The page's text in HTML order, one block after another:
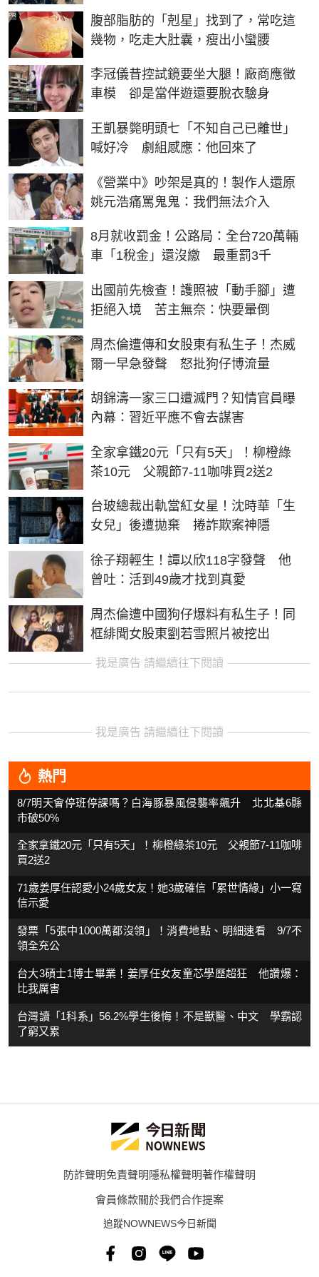
腹部脂肪的「剋星」找到了，常吃這
幾物，吃走大肚囊，瘦出小蠻腰
PR
李冠儀昔控試鏡要坐大腿！廠商應徵
車模 卻是當伴遊還要脫衣驗身
王凱暴斃明頭七「不知自己已離世」
喊好冷 劇組感應：他回來了
《營業中》吵架是真的！製作人還原
姚元浩痛罵鬼鬼：我們無法介入
8月就收罰金！公路局：全台720萬輛
車「1稅金」還沒繳 最重罰3千
出國前先檢查！護照被「動手腳」遭
拒絕入境 苦主無奈：快要暈倒
周杰倫遭傳和女股東有私生子！杰威
爾一早急發聲 怒批狗仔博流量
胡錦濤一家三口遭滅門？知情官員曝
內幕：習近平應不會去謀害
全家拿鐵20元「只有5天」！柳橙綠
茶10元 父親節7-11咖啡買2送2
台玻總裁出軌當紅女星！沈時華「生
女兒」後遭拋棄 捲詐欺案神隱
徐子翔輕生！譚以欣118字發聲 他
曾吐：活到49歲才找到真愛
周杰倫遭中國狗仔爆料有私生子！同
框緋聞女股東劉若雪照片被挖出
我是廣告 請繼續往下閱讀
我是廣告 請繼續往下閱讀
熱門
8/7明天會停班停課嗎？白海豚暴風侵襲率飆升 北北基6縣
市破50%
全家拿鐵20元「只有5天」！柳橙綠茶10元 父親節7-11咖啡
買2送2
71歲姜厚任認愛小24歲女友！她3歲確信「累世情緣」小一寫
信示愛
發票「5張中1000萬都沒領」！消費地點、明細速看 9/7不
領全充公
台大3碩士1博士畢業！姜厚任女友童芯學歷超狂 他讚爆：
比我厲害
台灣讀「1科系」56.2%學生後悔！不是獸醫、中文 學霸認
了窮又累
防詐聲明免責聲明隱私權聲明著作權聲明
會員條款關於我們合作提案
追蹤NOWNEWS今日新聞